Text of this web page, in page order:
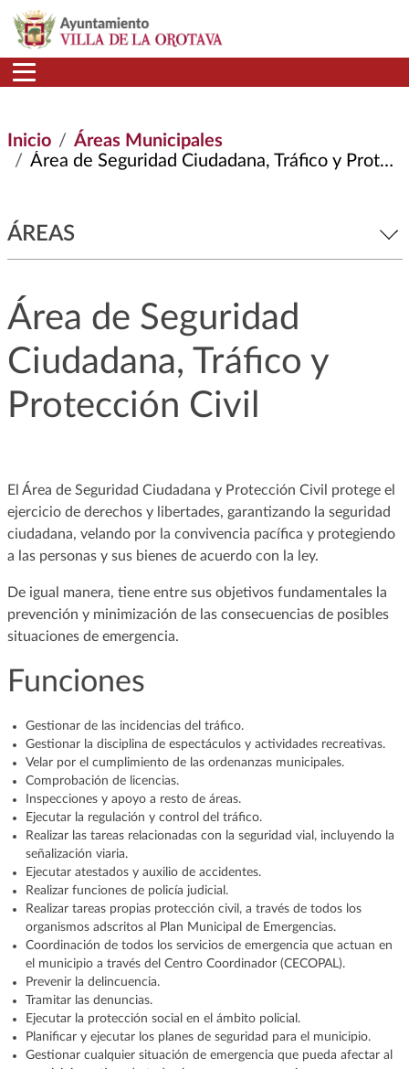
Pasar al contenido principal
Inicio
Áreas Municipales
Área de Seguridad Ciudadana, Tráfico y Protección Civil
ÁREAS
Área de Seguridad
Ciudadana, Tráfico y
Protección Civil
El Área de Seguridad Ciudadana y Protección Civil protege el
ejercicio de derechos y libertades, garantizando la seguridad
ciudadana, velando por la convivencia pacífica y protegiendo
a las personas y sus bienes de acuerdo con la ley.
De igual manera, tiene entre sus objetivos fundamentales la
prevención y minimización de las consecuencias de posibles
situaciones de emergencia.
Funciones
Gestionar de las incidencias del tráfico.
Gestionar la disciplina de espectáculos y actividades recreativas.
Velar por el cumplimiento de las ordenanzas municipales.
Comprobación de licencias.
Inspecciones y apoyo a resto de áreas.
Ejecutar la regulación y control del tráfico.
Realizar las tareas relacionadas con la seguridad vial, incluyendo la
señalización viaria.
Ejecutar atestados y auxilio de accidentes.
Realizar funciones de policía judicial.
Realizar tareas propias protección civil, a través de todos los
organismos adscritos al Plan Municipal de Emergencias.
Coordinación de todos los servicios de emergencia que actuan en
el municipio a través del Centro Coordinador (CECOPAL).
Prevenir la delincuencia.
Tramitar las denuncias.
Ejecutar la protección social en el ámbito policial.
Planificar y ejecutar los planes de seguridad para el municipio.
Gestionar cualquier situación de emergencia que pueda afectar al